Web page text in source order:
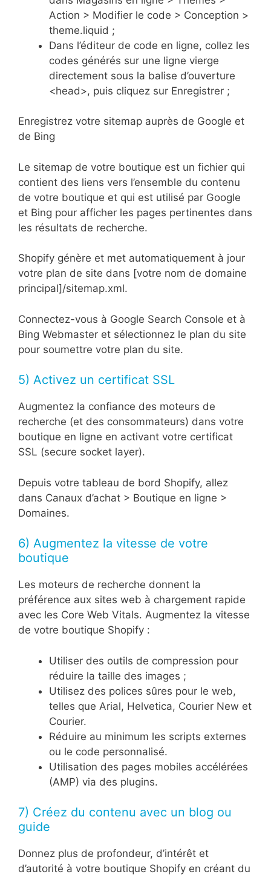
Action > Modifier le code > Conception >
theme.liquid ;
Dans l’éditeur de code en ligne, collez les
codes générés sur une ligne vierge
directement sous la balise d’ouverture
<head>, puis cliquez sur Enregistrer ;
Enregistrez votre sitemap auprès de Google et
de Bing
Le sitemap de votre boutique est un fichier qui
contient des liens vers l’ensemble du contenu
de votre boutique et qui est utilisé par Google
et Bing pour afficher les pages pertinentes dans
les résultats de recherche.
Shopify génère et met automatiquement à jour
votre plan de site dans [votre nom de domaine
principal]/sitemap.xml.
Connectez-vous à Google Search Console et à
Bing Webmaster et sélectionnez le plan du site
pour soumettre votre plan du site.
5) Activez un certificat SSL
Augmentez la confiance des moteurs de
recherche (et des consommateurs) dans votre
boutique en ligne en activant votre certificat
SSL (secure socket layer).
Depuis votre tableau de bord Shopify, allez
dans Canaux d’achat > Boutique en ligne >
Domaines.
6) Augmentez la vitesse de votre
boutique
Les moteurs de recherche donnent la
préférence aux sites web à chargement rapide
avec les Core Web Vitals. Augmentez la vitesse
de votre boutique Shopify :
Utiliser des outils de compression pour
réduire la taille des images ;
Utilisez des polices sûres pour le web,
telles que Arial, Helvetica, Courier New et
Courier.
Réduire au minimum les scripts externes
ou le code personnalisé.
Utilisation des pages mobiles accélérées
(AMP) via des plugins.
7) Créez du contenu avec un blog ou
guide
Donnez plus de profondeur, d’intérêt et
d’autorité à votre boutique Shopify en créant du